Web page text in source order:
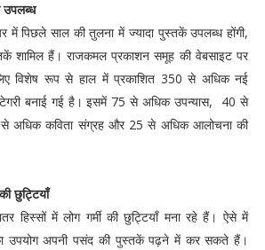
पिछले साल की तुलना में ज्यादा पुस्तकें उपलब्ध होंगी,
शामिल हैं। राजकमल प्रकाशन समूह की वेबसाइट पर
विशेष रूप से हाल में प्रकाशित 350 से अधिक नई
बनाई गई है। इसमें 75 से अधिक उपन्यास, 40 से
अधिक कविता संग्रह और 25 से अधिक आलोचना की
छुट्टियाँ
हिस्सों में लोग गर्मी की छुट्टियाँ मना रहे हैं। ऐसे में
उपयोग अपनी पसंद की पुस्तकें पढ़ने में कर सकते हैं।